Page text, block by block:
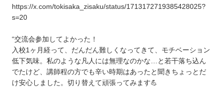
https://x.com/tokisaka_zisaku/status/1713172719385428025?
s=20
“交流会参加してよかった！
入校1ヶ月経って、だんだん難しくなってきて、モチベーション
低下気味。私のような凡人には無理なのかな…と若干落ち込ん
でたけど、講師程の方でも辛い時期はあったと聞きちょっとだ
け安心しました。切り替えて頑張ってみます💪